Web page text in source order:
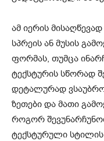
ამ იერის
სპრეის ან მუსის
ფორმას, თუმცა
ტექსტურის სწორად
დეტალურად
ზეთები და მათი
როგორ
ტექსტურული სტილის